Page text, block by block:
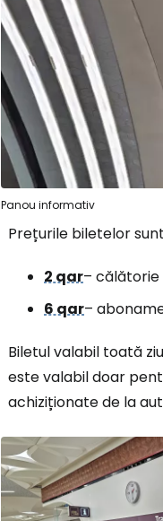
Panou informativ
Prețurile biletelor
2 qar–
6 qar–
Biletul valabil toată
este valabil doar
achiziționate de la